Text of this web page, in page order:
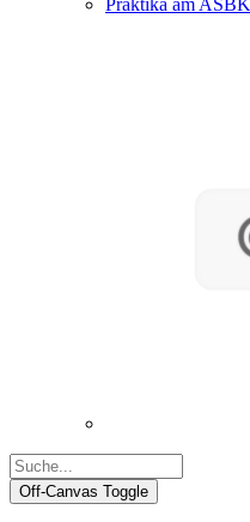
Praktika am ASBK
Off-Canvas Toggle